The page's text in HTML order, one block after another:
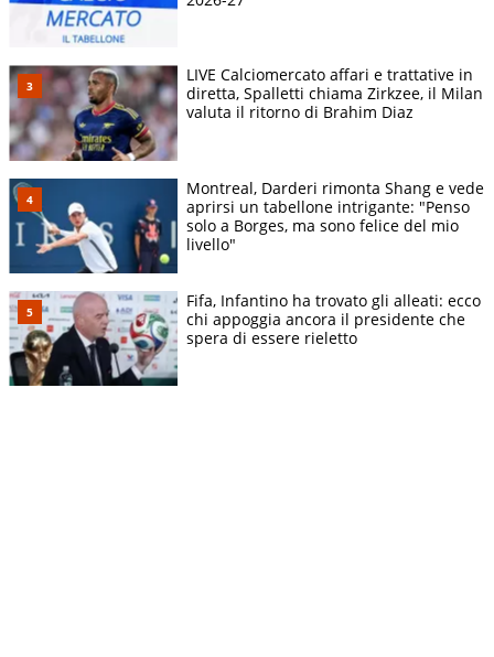
LIVE Calciomercato affari e trattative in
diretta, Spalletti chiama Zirkzee, il Milan
valuta il ritorno di Brahim Diaz
Montreal, Darderi rimonta Shang e vede
aprirsi un tabellone intrigante: "Penso
solo a Borges, ma sono felice del mio
livello"
Fifa, Infantino ha trovato gli alleati: ecco
chi appoggia ancora il presidente che
spera di essere rieletto